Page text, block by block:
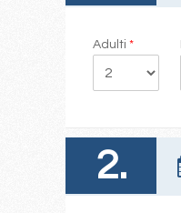
Adulti *
2.